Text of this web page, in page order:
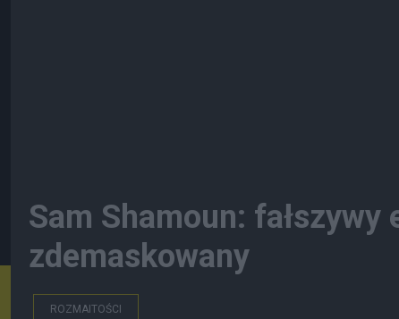
Sam Shamoun:
zdemaskowany
ROZMAITOŚCI